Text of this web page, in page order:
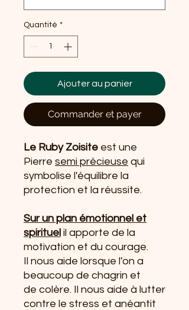
Quantité *
Ajouter au panier
Commander et payer
Le Ruby Zoisite est une
Pierre semi précieuse qui
symbolise l'équilibre la
protection et la réussite.
Sur un plan émotionnel et
spirituel il apporte de la
motivation et du courage.
Il nous aide lorsque l'on a
beaucoup de chagrin et
de colère. Il nous aide à lutter
contre le stress et anéantit